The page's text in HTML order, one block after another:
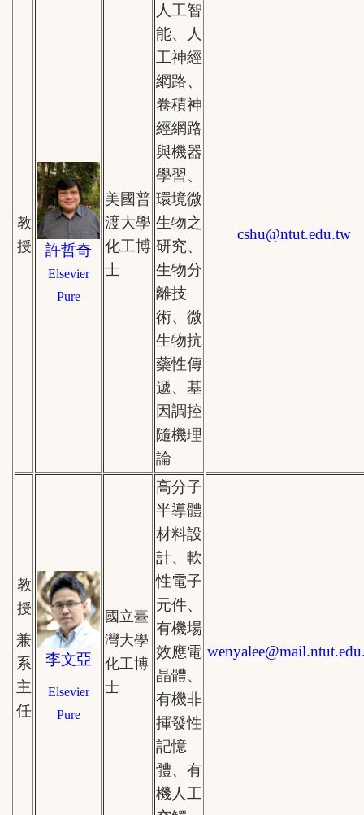
教
授
許哲奇
Elsevier
Pure
美國普
渡大學
化工博
士
人工智
能、人
工神經
網路、
卷積神
經網路
與機器
學習、
環境微
生物之
研究、
生物分
離技
術、微
生物抗
藥性傳
遞、 基
因調控
隨機理
論
cshu@ntut.edu.tw
教
授
兼
系
主
任
李文亞
Elsevier
Pure
國立臺
灣大學
化工博
士
高分子
半導體
材料設
計、軟
性電子
元件、
有機場
效應電
晶體、
有機非
揮發性
記憶
體、有
機人工
wenyalee@mail.